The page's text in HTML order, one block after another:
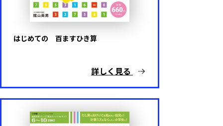
難易度
はじめての 百ますひき算
詳しく見る